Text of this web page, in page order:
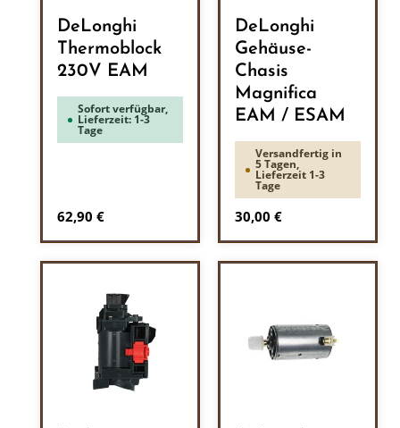
DeLonghi
Thermoblock
230V EAM
Sofort verfügbar,
Lieferzeit: 1-3
Tage
Regulärer Preis:
62,90 €
DeLonghi
Gehäuse-
Chasis
Magnifica
EAM / ESAM
Versandfertig in
5 Tagen,
Lieferzeit 1-3
Tage
Regulärer Preis:
30,00 €